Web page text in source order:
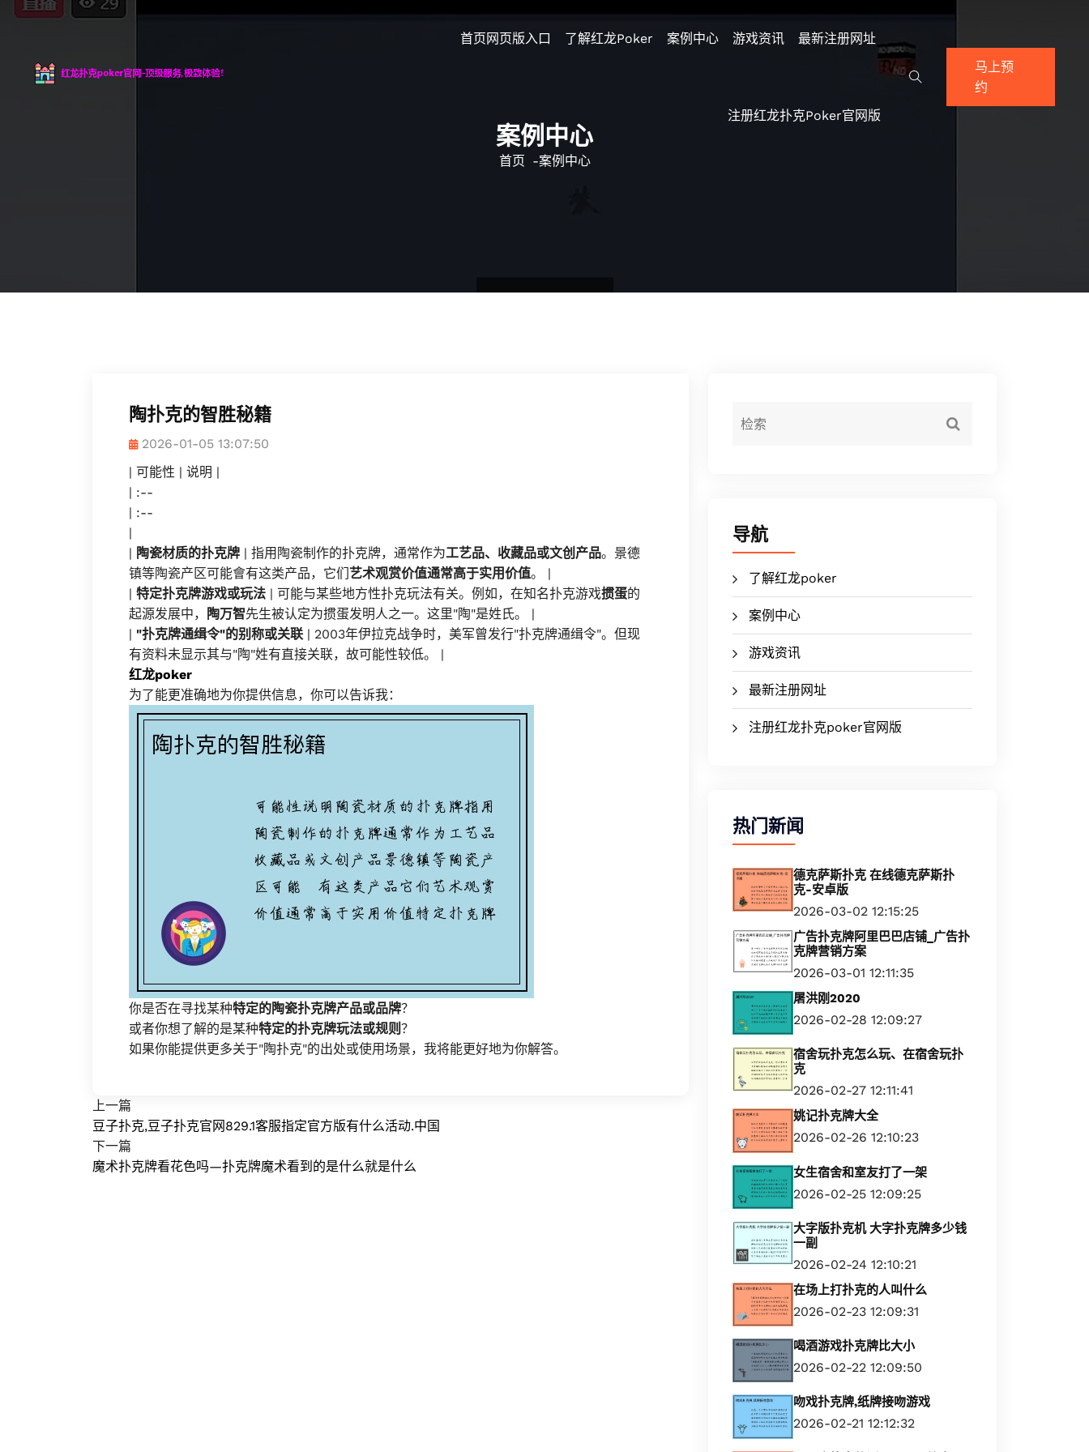
首页网页版入口 了解红龙poker 案例中心 游戏资讯 最新注册网址
注册红龙扑克poker官网版
马上预
约
案例中心
首页 -案例中心
陶扑克的智胜秘籍
2026-01-05 13:07:50
| 可能性 | 说明 |
| :--
| :--
|
| 陶瓷材质的扑克牌 | 指用陶瓷制作的扑克牌，通常作为工艺品、收藏品或文创产品。景德
镇等陶瓷产区可能會有这类产品，它们艺术观赏价值通常高于实用价值。 |
| 特定扑克牌游戏或玩法 | 可能与某些地方性扑克玩法有关。例如，在知名扑克游戏掼蛋的
起源发展中，
陶万智先生被认定为掼蛋发明人之一。这里"陶"是姓氏。 |
| "扑克牌通缉令"的别称或关联 | 2003年伊拉克战争时，美军曾发行"扑克牌通缉令"。但现
有资料未显示其与"陶"姓有直接关联，故可能性较低。 |
红龙poker
为了能更准确地为你提供信息，你可以告诉我：
你是否在寻找某种特定的陶瓷扑克牌产品或品牌？
或者你想了解的是某种特定的扑克牌玩法或规则？
如果你能提供更多关于"陶扑克"的出处或使用场景，我将能更好地为你解答。
上一篇
豆子扑克,豆子扑克官网829.1客服指定官方版有什么活动.中国
下一篇
魔术扑克牌看花色吗—扑克牌魔术看到的是什么就是什么
导航
了解红龙poker
案例中心
游戏资讯
最新注册网址
注册红龙扑克poker官网版
热门新闻
德克萨斯扑克 在线德克萨斯扑
克-安卓版
2026-03-02 12:15:25
广告扑克牌阿里巴巴店铺_广告扑
克牌营销方案
2026-03-01 12:11:35
屠洪刚2020
2026-02-28 12:09:27
宿舍玩扑克怎么玩、在宿舍玩扑
克
2026-02-27 12:11:41
姚记扑克牌大全
2026-02-26 12:10:23
女生宿舍和室友打了一架
2026-02-25 12:09:25
大字版扑克机 大字扑克牌多少钱
一副
2026-02-24 12:10:21
在场上打扑克的人叫什么
2026-02-23 12:09:31
喝酒游戏扑克牌比大小
2026-02-22 12:09:50
吻戏扑克牌,纸牌接吻游戏
2026-02-21 12:12:32